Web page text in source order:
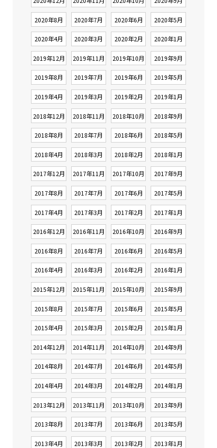
2020年8月 2020年7月 2020年6月 2020年5月
2020年4月 2020年3月 2020年2月 2020年1月
2019年12月 2019年11月 2019年10月 2019年9月
2019年8月 2019年7月 2019年6月 2019年5月
2019年4月 2019年3月 2019年2月 2019年1月
2018年12月 2018年11月 2018年10月 2018年9月
2018年8月 2018年7月 2018年6月 2018年5月
2018年4月 2018年3月 2018年2月 2018年1月
2017年12月 2017年11月 2017年10月 2017年9月
2017年8月 2017年7月 2017年6月 2017年5月
2017年4月 2017年3月 2017年2月 2017年1月
2016年12月 2016年11月 2016年10月 2016年9月
2016年8月 2016年7月 2016年6月 2016年5月
2016年4月 2016年3月 2016年2月 2016年1月
2015年12月 2015年11月 2015年10月 2015年9月
2015年8月 2015年7月 2015年6月 2015年5月
2015年4月 2015年3月 2015年2月 2015年1月
2014年12月 2014年11月 2014年10月 2014年9月
2014年8月 2014年7月 2014年6月 2014年5月
2014年4月 2014年3月 2014年2月 2014年1月
2013年12月 2013年11月 2013年10月 2013年9月
2013年8月 2013年7月 2013年6月 2013年5月
2013年4月 2013年3月 2013年2月 2013年1月